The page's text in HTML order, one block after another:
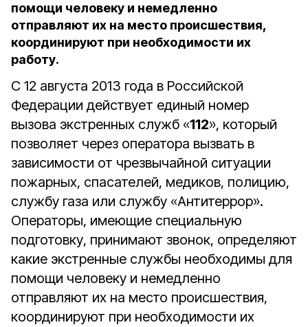
помощи человеку и немедленно
отправляют их на место происшествия,
координируют при необходимости их
работу.
С 12 августа 2013 года в Российской
Федерации действует единый номер
вызова экстренных служб «112», который
позволяет через оператора вызвать в
зависимости от чрезвычайной ситуации
пожарных, спасателей, медиков, полицию,
службу газа или службу «Антитеррор».
Операторы, имеющие специальную
подготовку, принимают звонок, определяют
какие экстренные службы необходимы для
помощи человеку и немедленно
отправляют их на место происшествия,
координируют при необходимости их